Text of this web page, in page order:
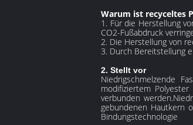
Warum ist recyceltes
1. Für die Herstellung
CO2-Fußabdruck
2. Die Herstellung von
3. Durch Bereitstellung
2. Stellt vor
Niedrigschmelzende
modifiziertem
verbunden
gebundenen Hautkern
Bindungstechnologie